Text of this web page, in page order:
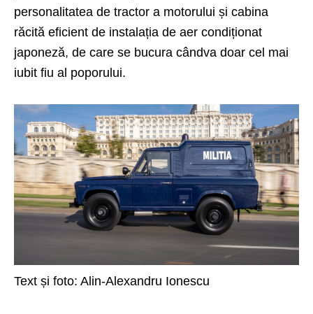
personalitatea de tractor a motorului și cabina
răcită eficient de instalația de aer condiționat
japoneză, de care se bucura cândva doar cel mai
iubit fiu al poporului.
Text și foto: Alin-Alexandru Ionescu